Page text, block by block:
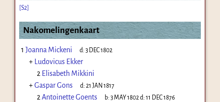
[S2]
Nakomelingenkaart
1 Joanna Mickeni d:3 DEC 1802
+ Ludovicus Ekker
2 Elisabeth Mikkini
+Gaspar Gons d:21 JAN 1817
2 Antoinette Goents b:3 MAY 1802 d:11 DEC 1876